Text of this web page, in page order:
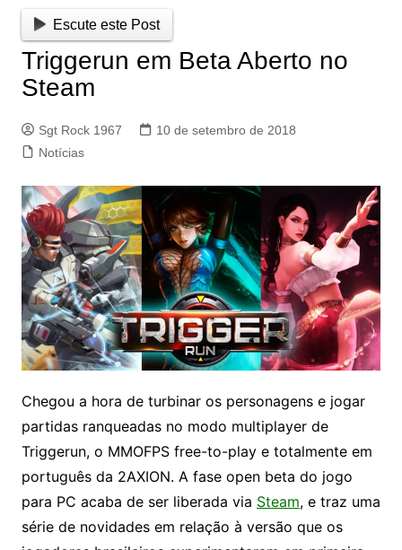
Escute este Post
Triggerun em Beta Aberto no
Steam
Sgt Rock 1967
10 de setembro de 2018
Notícias
Chegou a hora de turbinar os personagens e jogar
partidas ranqueadas no modo multiplayer de
Triggerun, o MMOFPS free-to-play e totalmente em
português da 2AXION. A fase open beta do jogo
para PC acaba de ser liberada via Steam, e traz uma
série de novidades em relação à versão que os